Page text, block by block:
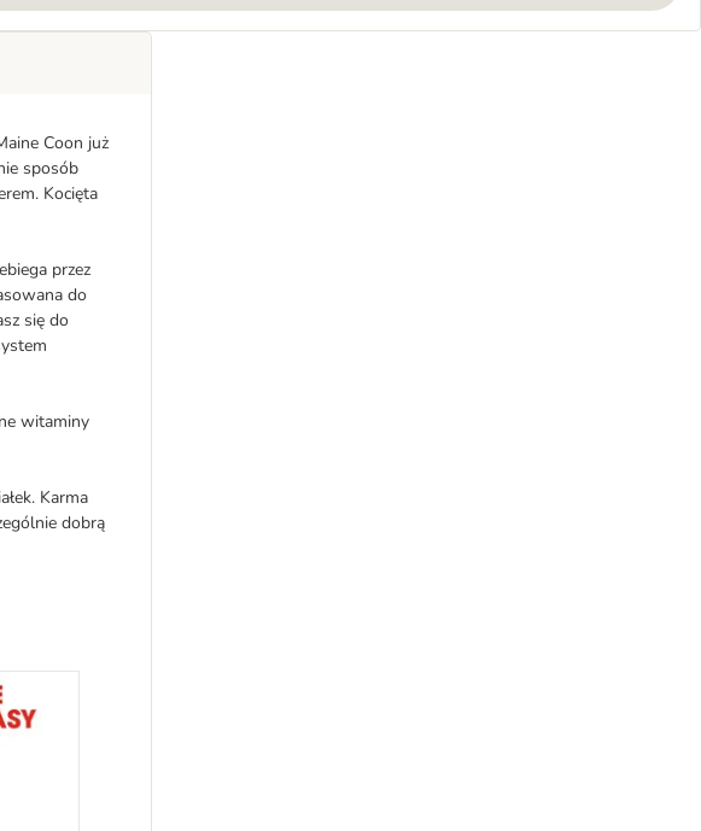
Coon już
sposób
Kocięta
przez
do
się do
witaminy
Karma
dobrą